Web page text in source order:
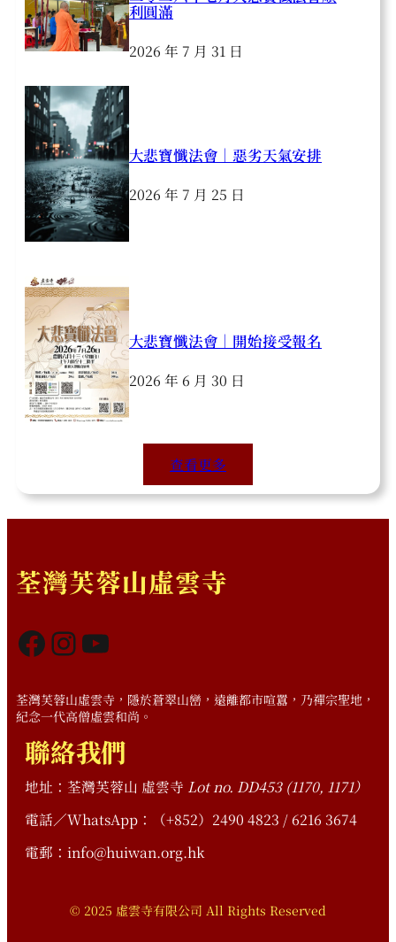
利圓滿
2026 年 7 月 31 日
大悲寶懺法會｜惡劣天氣安排
2026 年 7 月 25 日
大悲寶懺法會｜開始接受報名
2026 年 6 月 30 日
查看更多
荃灣芙蓉山虛雲寺
Facebook InstagramYouTube
荃灣芙蓉山虛雲寺，隱於蒼翠山巒，遠離都市喧囂，乃禪宗聖地，
紀念一代高僧虛雲和尚。
聯絡我們
地址：荃灣芙蓉山 虛雲寺 Lot no. DD453 (1170, 1171）
電話／WhatsApp：（+852）2490 4823 / 6216 3674
電郵：info@huiwan.org.hk
© 2025 虛雲寺有限公司 All Rights Reserved